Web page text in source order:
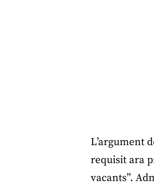
L’argument
requisit ara
vacants”.